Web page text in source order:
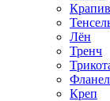
Лён
Тренч
Креп